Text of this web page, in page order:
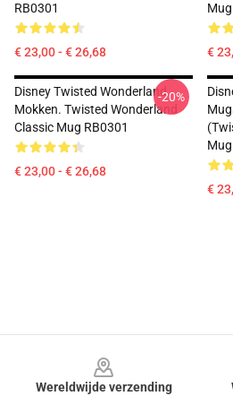
RB0301
€ 23,00 - € 26,68 €
Disney Twisted Wonderland
Mokken. Twisted Wonderland
Classic Mug RB0301
€ 23,00 - € 26,68
-20%
€
Wereldwijde verzending